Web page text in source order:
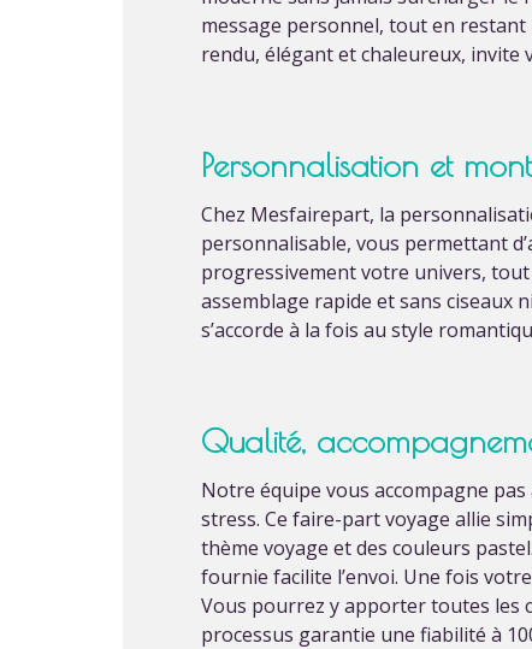
message personnel, tout en
rendu, élégant et chaleureux, invite
Personnalisation et
Chez Mesfairepart, la
personnalisable, vous permettant
progressivement votre univers,
assemblage rapide et sans ciseaux
s’accorde à la fois au style
Qualité,
Notre équipe vous accompagne
stress. Ce faire-part voyage allie
thème voyage et des couleurs
fournie facilite l’envoi. Une fois
Vous pourrez y apporter toutes les
processus garantie une fiabilité à